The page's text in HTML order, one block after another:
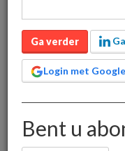
Marijn
Telegraaf
Ga verder
Login met Google
Bent u